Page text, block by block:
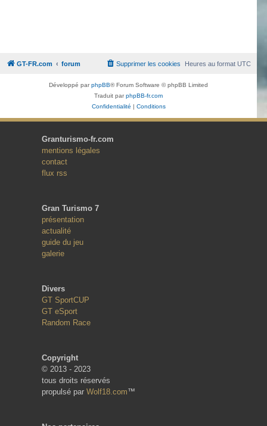
GT-FR.com forum Heures au formatUTC
Supprimer les cookies
Développé parphpBB® Forum Software © phpBB Limited
Traduit parphpBB-fr.com
Confidentialité | Conditions
Granturismo-fr.com
mentions légales
contact
flux rss
Gran Turismo 7
présentation
actualité
guide du jeu
galerie
Divers
GT SportCUP
GT eSport
Random Race
Copyright
© 2013 - 2023
tous droits réservés
propulsé par Wolf18.com™